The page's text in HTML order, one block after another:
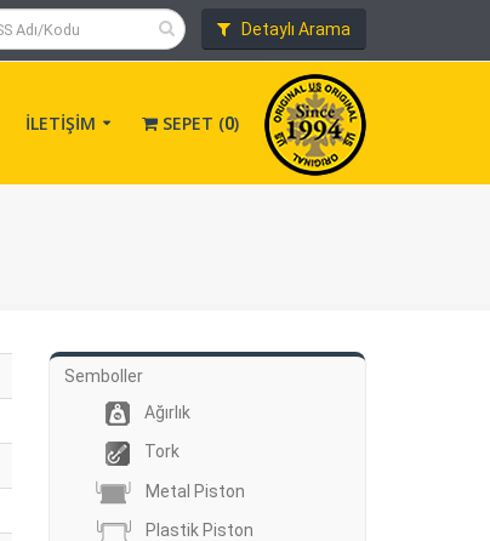
Detaylı Arama
İLETİŞİM SEPET (0)
Semboller
Ağırlık
Tork
Metal Piston
Plastik Piston